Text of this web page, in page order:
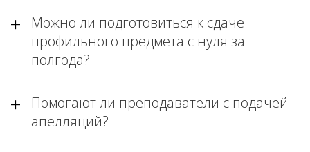
Можно ли подготовиться к сдаче
профильного предмета с нуля за
полгода?
Помогают ли преподаватели с подачей
апелляций?